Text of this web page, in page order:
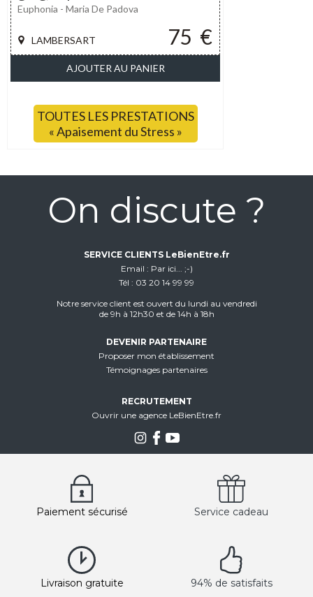
75 €
LAMBERSART
Euphonia - Maria De Padova
AJOUTER AU PANIER
TOUTES LES PRESTATIONS
« Apaisement du Stress »
On discute ?
SERVICE CLIENTS LeBienEtre.fr
Email
Par ici... ;-)
Tél
03 20 14 99 99
Notre service client est ouvert du lundi au vendredi
de 9h à 12h30 et de 14h à 18h
DEVENIR PARTENAIRE
Proposer mon établissement
Témoignages partenaires
RECRUTEMENT
Ouvrir une agence LeBienEtre.fr
Paiement sécurisé Service cadeau
Livraison gratuite 94% de satisfaits